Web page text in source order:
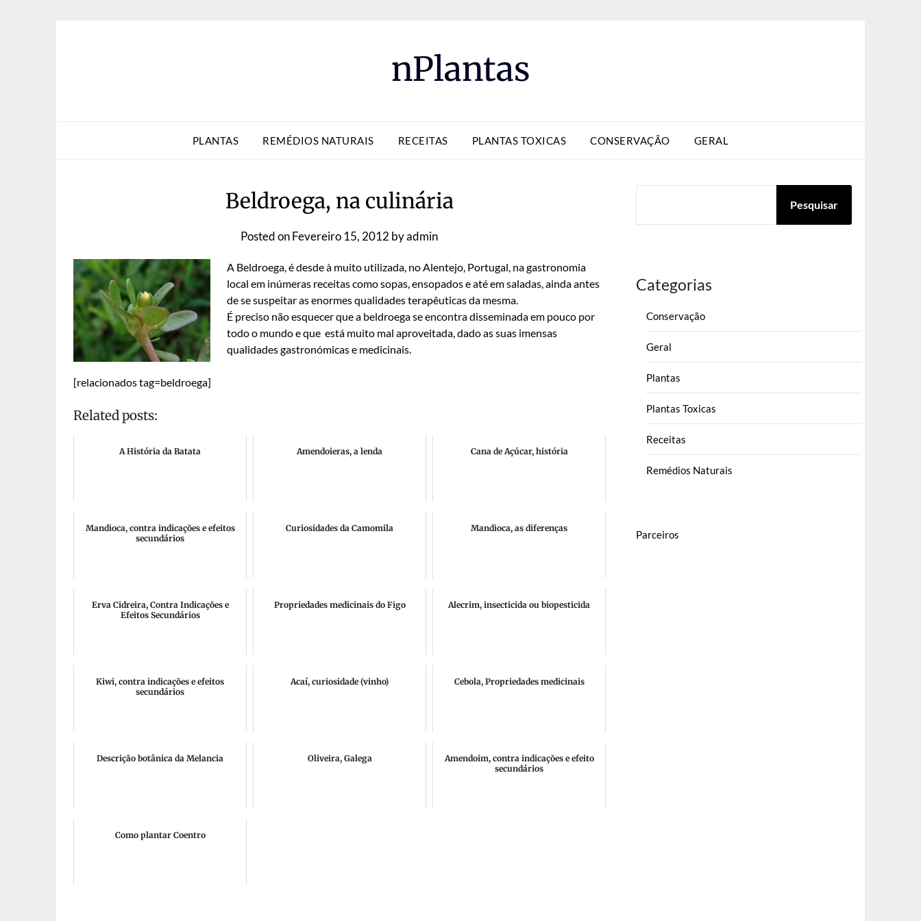
nPlantas
PLANTAS REMÉDIOS NATURAIS RECEITAS PLANTAS TOXICAS CONSERVAÇÃO GERAL
Beldroega, na culinária
Posted onFevereiro 15, 2012 byadmin
A Beldroega, é desde à muito utilizada, no Alentejo, Portugal, na gastronomia
local em inúmeras receitas como sopas, ensopados e até em saladas, ainda antes
de se suspeitar as enormes qualidades terapêuticas da mesma.
É preciso não esquecer que a beldroega se encontra disseminada em pouco por
todo o mundo e que está muito mal aproveitada, dado as suas imensas
qualidades gastronómicas e medicinais.
[relacionados tag=beldroega]
Related posts:
A História da Batata Amendoieras, a lenda Cana de Açúcar, história
Mandioca, contra indicações e efeitos
secundários
Curiosidades da Camomila Mandioca, as diferenças
Erva Cidreira, Contra Indicações e
Efeitos Secundários
Propriedades medicinais do Figo Alecrim, insecticida ou biopesticida
Kiwi, contra indicações e efeitos
secundários
Acaí, curiosidade (vinho) Cebola, Propriedades medicinais
Descrição botânica da Melancia Oliveira, Galega
Amendoim, contra indicações e efeito
secundários
Como plantar Coentro
Pesquisar
Categorias
Conservação
Geral
Plantas
Plantas Toxicas
Receitas
Remédios Naturais
Parceiros